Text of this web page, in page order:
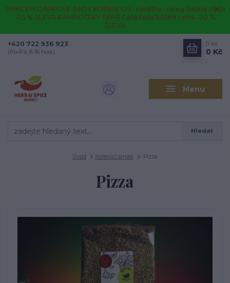
!!!!AKCE!!!! DÁRKOVÉ SADY KOŘENÍ Gril · Healthy · Spicy běžná cena
–25 % SLEVA KAMPOTSKÝ PEPŘ Celá řada běžná cena –20 %
SLEVA
Menu
Hledat
+420 722 936 923
(Po-Pá, 8-16 hod.)
0 ks
0 Kč
Úvod Kořenící směsi Pizza
Pizza